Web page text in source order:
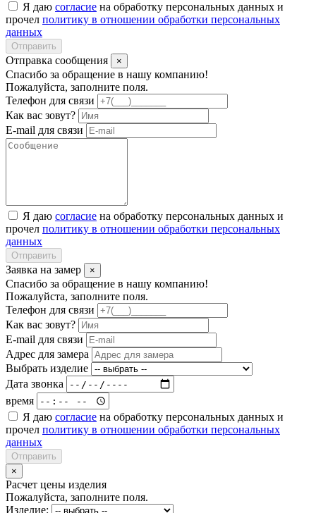
Я даю согласие на обработку персональных данных и
прочел политику в отношении обработки персональных
данных
Отправить
Отправка сообщения ×
Спасибо за обращение в нашу компанию!
Пожалуйста, заполните поля.
Телефон для связи
Как вас зовут?
E-mail для связи
Я даю согласие на обработку персональных данных и
прочел политику в отношении обработки персональных
данных
Отправить
Заявка на замер ×
Спасибо за обращение в нашу компанию!
Пожалуйста, заполните поля.
Телефон для связи
Как вас зовут?
E-mail для связи
Адрес для замера
Выбрать изделие
Дата звонка
время
Я даю согласие на обработку персональных данных и
прочел политику в отношении обработки персональных
данных
Отправить
×
Расчет цены изделия
Пожалуйста, заполните поля.
Изделие: